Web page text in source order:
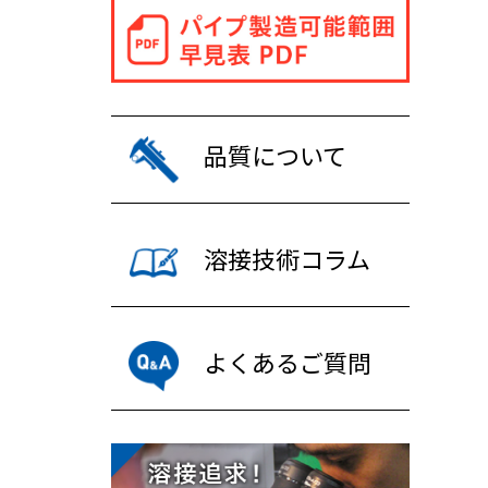
品質について
溶接技術コラム
よくあるご質問